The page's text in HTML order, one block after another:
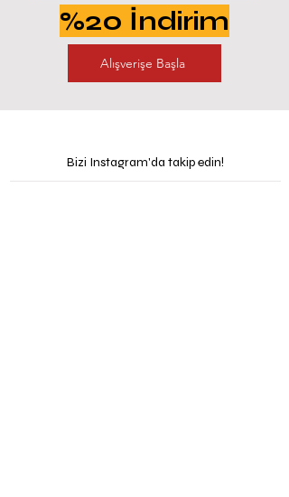
%20 İndirim
Alışverişe Başla
Bizi Instagram'da takip edin!